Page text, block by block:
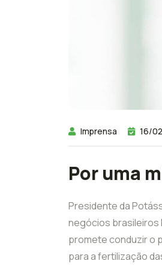
Imprensa 16/
Por uma
Presidente da
negócios brasileiros
promete conduzir o
para a fertilização